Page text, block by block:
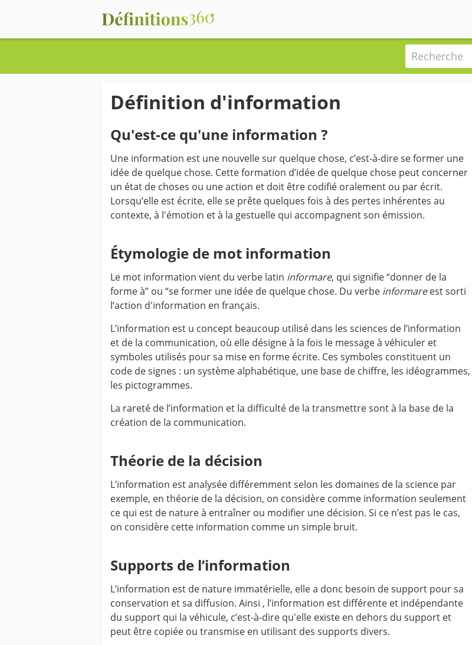
Recherche
Définition d'information
Qu'est-ce qu'une information ?
Une information est une nouvelle sur quelque chose, c’est-à-dire se former une
idée de quelque chose. Cette formation d’idée de quelque chose peut concerner
un état de choses ou une action et doit être codifié oralement ou par écrit.
Lorsqu’elle est écrite, elle se prête quelques fois à des pertes inhérentes au
contexte, à l'émotion et à la gestuelle qui accompagnent son émission.
Étymologie de mot information
Le mot information vient du verbe latin informare, qui signifie “donner de la
forme à” ou “se former une idée de quelque chose. Du verbe informareest sorti
l’action d'information en français.
L’information est u concept beaucoup utilisé dans les sciences de l’information
et de la communication, où elle désigne à la fois le message à véhiculer et
symboles utilisés pour sa mise en forme écrite. Ces symboles constituent un
code de signes : un système alphabétique, une base de chiffre, les idéogrammes,
les pictogrammes.
La rareté de l’information et la difficulté de la transmettre sont à la base de la
création de la communication.
Théorie de la décision
L’information est analysée différemment selon les domaines de la science par
exemple, en théorie de la décision, on considère comme information seulement
ce qui est de nature à entraîner ou modifier une décision. Si ce n’est pas le cas,
on considère cette information comme un simple bruit.
Supports de l’information
L’information est de nature immatérielle, elle a donc besoin de support pour sa
conservation et sa diffusion. Ainsi , l’information est différente et indépendante
du support qui la véhicule, c’est-à-dire qu'elle existe en dehors du support et
peut être copiée ou transmise en utilisant des supports divers.